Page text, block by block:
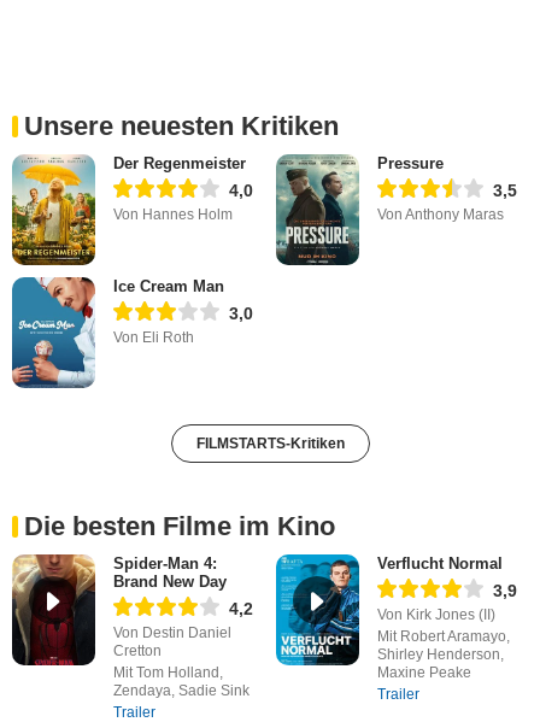
Unsere neuesten Kritiken
Der Regenmeister
4,0
Von Hannes Holm
Pressure
3,5
Von Anthony Maras
Ice Cream Man
3,0
Von Eli Roth
FILMSTARTS-Kritiken
Die besten Filme im Kino
Spider-Man 4:
Brand New Day
4,2
Von Destin Daniel
Cretton
Mit Tom Holland,
Zendaya, Sadie Sink
Trailer
Verflucht Normal
3,9
Von Kirk Jones (II)
Mit Robert Aramayo,
Shirley Henderson,
Maxine Peake
Trailer